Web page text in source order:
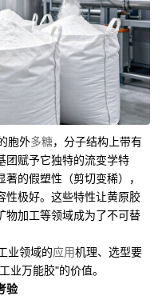
胞外多糖，分子结构上带有
团赋予它独特的流变学特
著的假塑性（剪切变稀），
性极好。这些特性让黄原胶
物加工等领域成为了不可替
业领域的应用机理、选型要
业万能胶"的价值。
验